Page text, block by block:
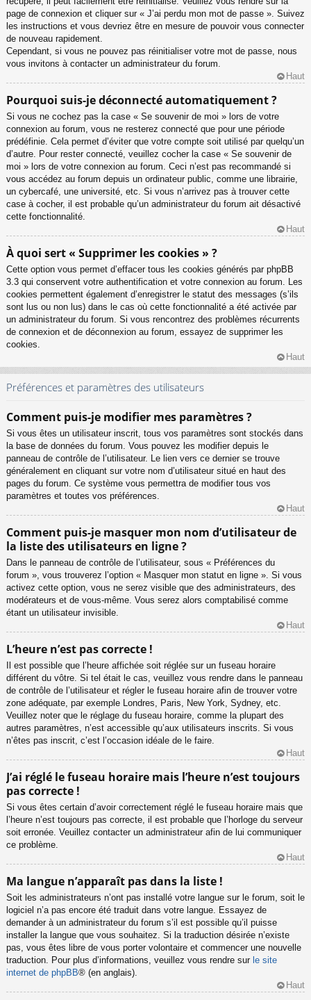
page de connexion et cliquer sur « J’ai perdu mon mot de passe ». Suivez
les instructions et vous devriez être en mesure de pouvoir vous connecter
de nouveau rapidement.
Cependant, si vous ne pouvez pas réinitialiser votre mot de passe, nous
vous invitons à contacter un administrateur du forum.
Haut
Pourquoi suis-je déconnecté automatiquement ?
Si vous ne cochez pas la case « Se souvenir de moi » lors de votre
connexion au forum, vous ne resterez connecté que pour une période
prédéfinie. Cela permet d’éviter que votre compte soit utilisé par quelqu’un
d’autre. Pour rester connecté, veuillez cocher la case « Se souvenir de
moi » lors de votre connexion au forum. Ceci n’est pas recommandé si
vous accédez au forum depuis un ordinateur public, comme une librairie,
un cybercafé, une université, etc. Si vous n’arrivez pas à trouver cette
case à cocher, il est probable qu’un administrateur du forum ait désactivé
cette fonctionnalité.
Haut
À quoi sert « Supprimer les cookies » ?
Cette option vous permet d’effacer tous les cookies générés par phpBB
3.3 qui conservent votre authentification et votre connexion au forum. Les
cookies permettent également d’enregistrer le statut des messages (s’ils
sont lus ou non lus) dans le cas où cette fonctionnalité a été activée par
un administrateur du forum. Si vous rencontrez des problèmes récurrents
de connexion et de déconnexion au forum, essayez de supprimer les
cookies.
Haut
Préférences et paramètres des utilisateurs
Comment puis-je modifier mes paramètres ?
Si vous êtes un utilisateur inscrit, tous vos paramètres sont stockés dans
la base de données du forum. Vous pouvez les modifier depuis le
panneau de contrôle de l’utilisateur. Le lien vers ce dernier se trouve
généralement en cliquant sur votre nom d’utilisateur situé en haut des
pages du forum. Ce système vous permettra de modifier tous vos
paramètres et toutes vos préférences.
Haut
Comment puis-je masquer mon nom d’utilisateur de
la liste des utilisateurs en ligne ?
Dans le panneau de contrôle de l’utilisateur, sous « Préférences du
forum », vous trouverez l’option « Masquer mon statut en ligne ». Si vous
activez cette option, vous ne serez visible que des administrateurs, des
modérateurs et de vous-même. Vous serez alors comptabilisé comme
étant un utilisateur invisible.
Haut
L’heure n’est pas correcte !
Il est possible que l’heure affichée soit réglée sur un fuseau horaire
différent du vôtre. Si tel était le cas, veuillez vous rendre dans le panneau
de contrôle de l’utilisateur et régler le fuseau horaire afin de trouver votre
zone adéquate, par exemple Londres, Paris, New York, Sydney, etc.
Veuillez noter que le réglage du fuseau horaire, comme la plupart des
autres paramètres, n’est accessible qu’aux utilisateurs inscrits. Si vous
n’êtes pas inscrit, c’est l’occasion idéale de le faire.
Haut
J’ai réglé le fuseau horaire mais l’heure n’est toujours
pas correcte !
Si vous êtes certain d’avoir correctement réglé le fuseau horaire mais que
l’heure n’est toujours pas correcte, il est probable que l’horloge du serveur
soit erronée. Veuillez contacter un administrateur afin de lui communiquer
ce problème.
Haut
Ma langue n’apparaît pas dans la liste !
Soit les administrateurs n’ont pas installé votre langue sur le forum, soit le
logiciel n’a pas encore été traduit dans votre langue. Essayez de
demander à un administrateur du forum s’il est possible qu’il puisse
installer la langue que vous souhaitez. Si la traduction désirée n’existe
pas, vous êtes libre de vous porter volontaire et commencer une nouvelle
traduction. Pour plus d’informations, veuillez vous rendre sur le site
internet de phpBB® (en anglais).
Haut